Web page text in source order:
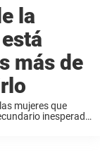
la
más de
mujeres que
inesperado